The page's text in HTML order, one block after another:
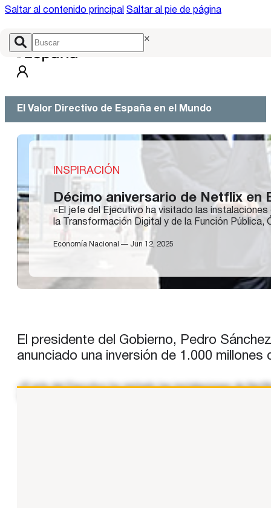
Saltar al contenido principal Saltar al pie de página
×
El Valor Directivo de España en el Mundo
INSPIRACIÓN
Décimo aniversario de Netflix en
«El jefe del Ejecutivo ha visitado las
la Transformación Digital y de la Función
Economía Nacional — Jun 12, 2025
El presidente del Gobierno, Pedro
anunciado una inversión de 1.000
«El jefe del Ejecutivo ha visitado las instalaciones de